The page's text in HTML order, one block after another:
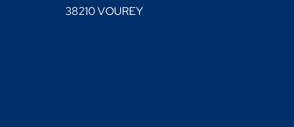
38210 VOUREY